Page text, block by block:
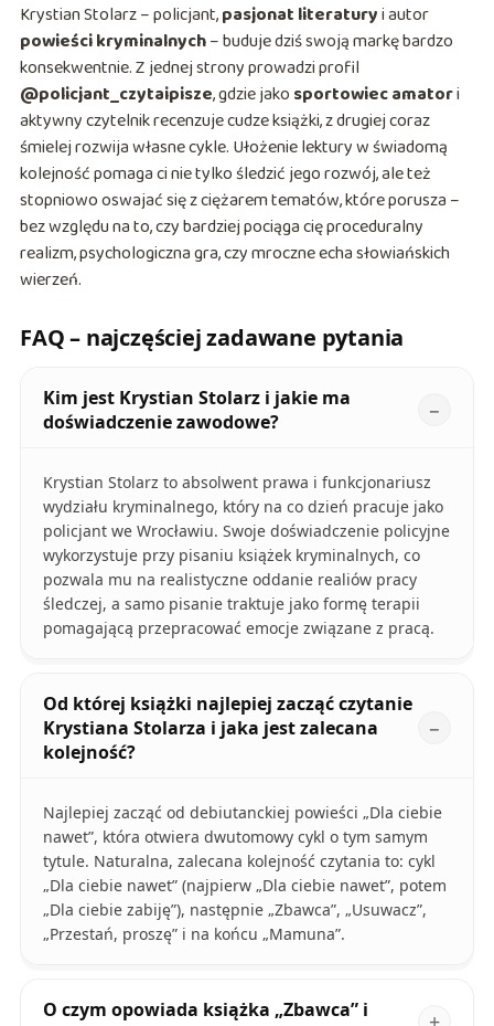
Krystian Stolarz – policjant,pasjonat literaturyi autor
powieści kryminalnych– buduje dziś swoją markę bardzo
konsekwentnie. Z jednej strony prowadzi profil
@policjant_czytaipisze, gdzie jako sportowiec amatori
aktywny czytelnik recenzuje cudze książki, z drugiej coraz
śmielej rozwija własne cykle. Ułożenie lektury w świadomą
kolejność pomaga ci nie tylko śledzić jego rozwój, ale też
stopniowo oswajać się z ciężarem tematów, które porusza –
bez względu na to, czy bardziej pociąga cię proceduralny
realizm, psychologiczna gra, czy mroczne echa słowiańskich
wierzeń.
FAQ – najczęściej zadawane pytania
Kim jest Krystian Stolarz i jakie ma
doświadczenie zawodowe?
Krystian Stolarz to absolwent prawa i funkcjonariusz
wydziału kryminalnego, który na co dzień pracuje jako
policjant we Wrocławiu. Swoje doświadczenie policyjne
wykorzystuje przy pisaniu książek kryminalnych, co
pozwala mu na realistyczne oddanie realiów pracy
śledczej, a samo pisanie traktuje jako formę terapii
pomagającą przepracować emocje związane z pracą.
Od której książki najlepiej zacząć czytanie
Krystiana Stolarza i jaka jest zalecana
kolejność?
Najlepiej zacząć od debiutanckiej powieści „Dla ciebie
nawet”, która otwiera dwutomowy cykl o tym samym
tytule. Naturalna, zalecana kolejność czytania to: cykl
„Dla ciebie nawet” (najpierw „Dla ciebie nawet”, potem
„Dla ciebie zabiję”), następnie „Zbawca”, „Usuwacz”,
„Przestań, proszę” i na końcu „Mamuna”.
O czym opowiada książka „Zbawca” i